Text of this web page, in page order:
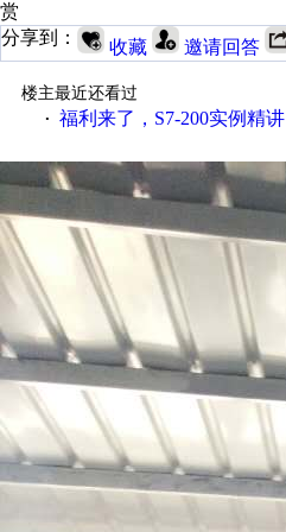
赏
分享到：
收藏 邀请回答
楼主最近还看过
· 福利来了，S7-200实例精讲